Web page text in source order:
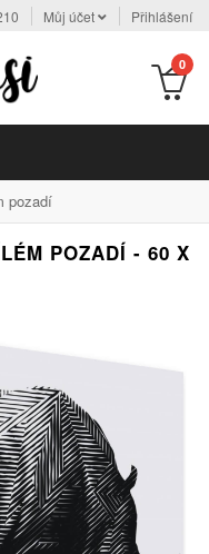
Můj účet Přihlášení
0
pozadí
POZADÍ - 60 X